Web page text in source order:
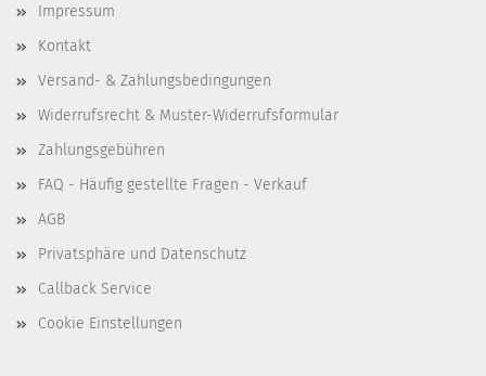
Impressum
Kontakt
Versand- & Zahlungsbedingungen
Widerrufsrecht & Muster-Widerrufsformular
Zahlungsgebühren
FAQ - Häufig gestellte Fragen - Verkauf
AGB
Privatsphäre und Datenschutz
Callback Service
Cookie Einstellungen